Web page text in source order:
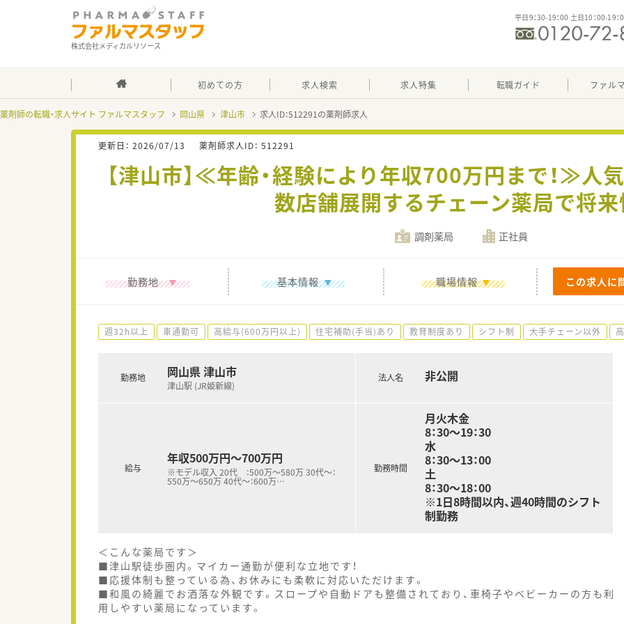
株式会社メディカルリソース
平日9：30-19：00 土日10：00-19
初めての方 求人検索 求人特集 転職ガイド ファル
薬剤師の転職・求人サイト ファルマスタッフ 岡山県 津山市 求人ID：512291の薬剤師求人
更新日： 2026/07/13 薬剤師求人ID： 512291
【津山市】≪年齢・経験により年収700万円まで！≫人
数店舗展開するチェーン薬局で将
調剤薬局 正社員
勤務地 基本情報 職場情報 この求人に
週32h以上 車通勤可 高給与(600万円以上) 住宅補助(手当)あり 教育制度あり シフト制 大手チェーン以外
勤務地 岡山県 津山市
津山駅 (JR姫新線)
給与
年収500万円～700万円
※モデル収入 20代 ：500万～580万 30代～：
550万～650万 40代～：600万…
法人名 非公開
勤務時間
月火木金
8：30～19：30
水
8：30～13：00
土
8：30～18：00
※1日8時間以内、週40時間のシフト
制勤務
＜こんな薬局です＞
■津山駅徒歩圏内。マイカー通勤が便利な立地です！
■応援体制も整っている為、お休みにも柔軟に対応いただけます。
■和風の綺麗でお洒落な外観です。スロープや自動ドアも整備されており、車椅子やベビーカーの方も利
用しやすい薬局になっています。